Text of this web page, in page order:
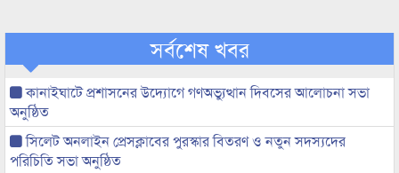
সর্বশেষ খবর
কানাইঘাটে প্রশাসনের উদ্যোগে গণঅভ্যুত্থান দিবসের আলোচনা সভা
অনুষ্ঠিত
সিলেট অনলাইন প্রেসক্লাবের পুরস্কার বিতরণ ও নতুন সদস্যদের
পরিচিতি সভা অনুষ্ঠিত